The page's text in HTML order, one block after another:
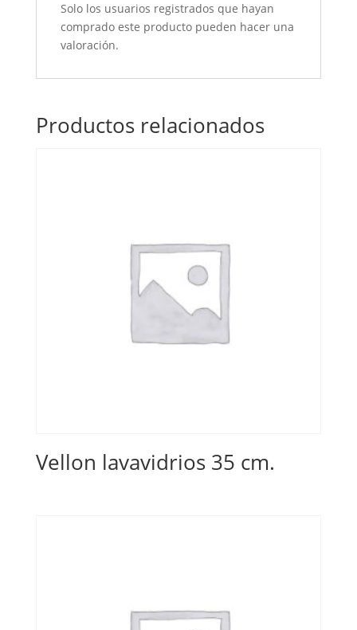
Solo los usuarios registrados que hayan
comprado este producto pueden hacer una
valoración.
Productos relacionados
Vellon lavavidrios 35 cm.